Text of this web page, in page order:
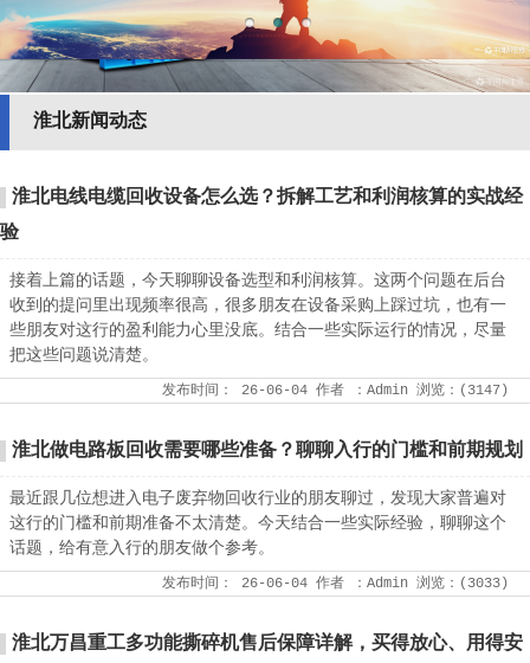
淮北新闻动态
淮北电线电缆回收设备怎么选？拆解工艺和利润核算的实战经
验
接着上篇的话题，今天聊聊设备选型和利润核算。这两个问题在后台
收到的提问里出现频率很高，很多朋友在设备采购上踩过坑，也有一
些朋友对这行的盈利能力心里没底。结合一些实际运行的情况，尽量
把这些问题说清楚。
发布时间： 26-06-04 作者 ：Admin 浏览：( 3147 )
淮北做电路板回收需要哪些准备？聊聊入行的门槛和前期规划
最近跟几位想进入电子废弃物回收行业的朋友聊过，发现大家普遍对
这行的门槛和前期准备不太清楚。今天结合一些实际经验，聊聊这个
话题，给有意入行的朋友做个参考。
发布时间： 26-06-04 作者 ：Admin 浏览：( 3033 )
淮北万昌重工多功能撕碎机售后保障详解，买得放心、用得安